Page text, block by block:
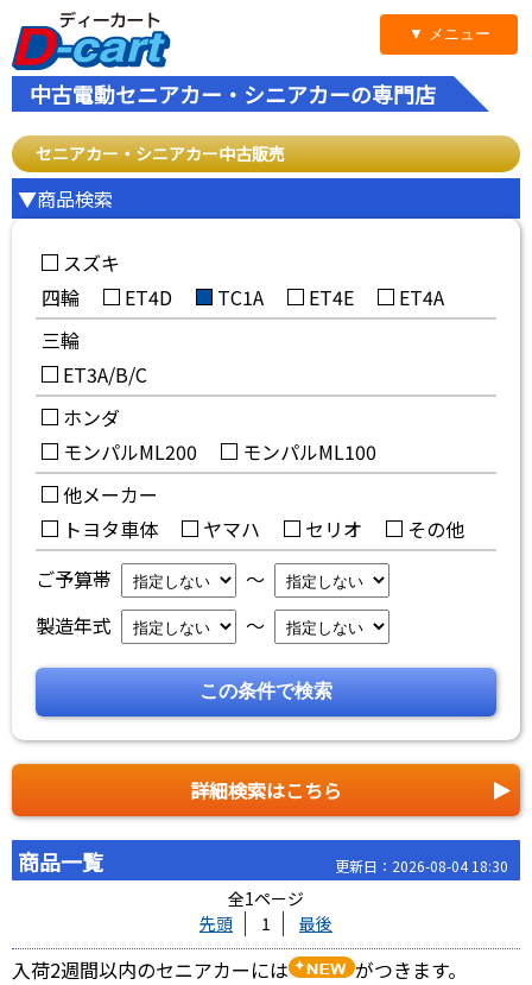
中古電動セニアカー・シニアカーの専門店
セニアカー・シニアカー中古販売
▼商品検索
スズキ
四輪
ET4D TC1A ET4E
ET4A
三輪
ET3A/B/C
ホンダ
モンパルML200
モンパルML100
他メーカー
トヨタ車体
ヤマハ セリオ
その他
ご予算帯
～
製造年式
～
詳細検索はこちら
更新日：2026-08-04 18:30
商品一覧
全1ページ
先頭
1 最後
入荷2週間以内のセニアカーには
がつきます。
▼ メニュー